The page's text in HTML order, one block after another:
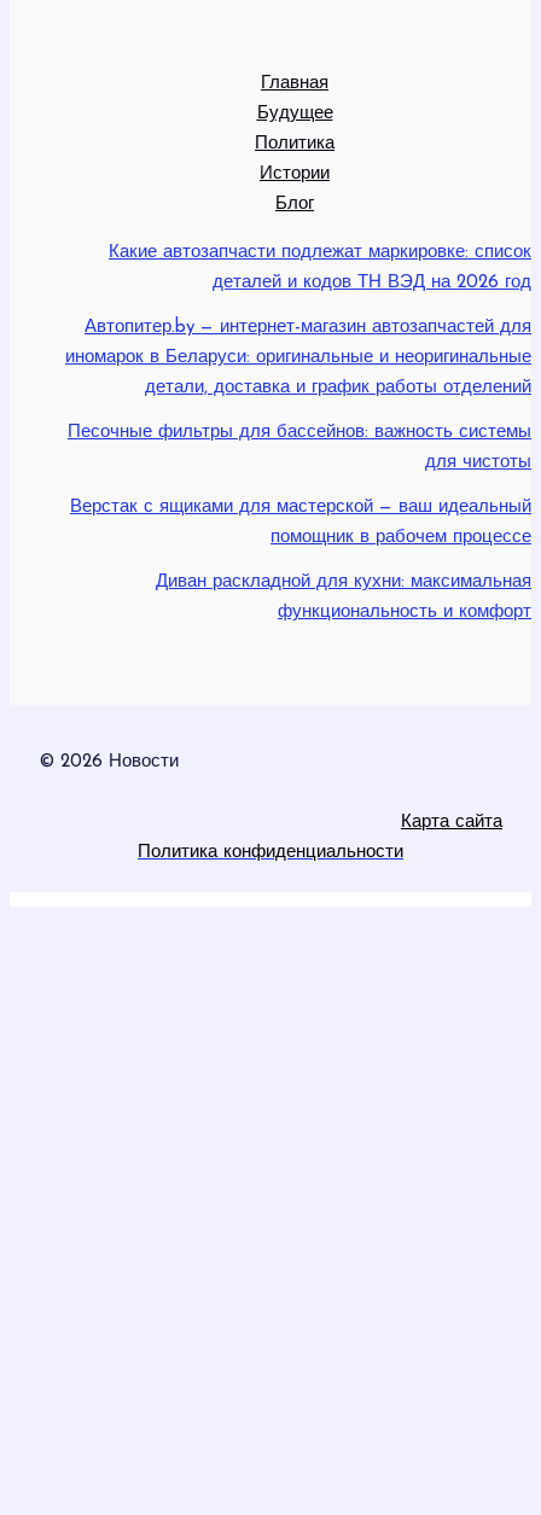
Главная
Будущее
Политика
Истории
Блог
Какие автозапчасти подлежат маркировке: список
деталей и кодов ТН ВЭД на 2026 год
Автопитер.by — интернет-магазин автозапчастей для
иномарок в Беларуси: оригинальные и неоригинальные
детали, доставка и график работы отделений
Песочные фильтры для бассейнов: важность системы
для чистоты
Верстак с ящиками для мастерской — ваш идеальный
помощник в рабочем процессе
Диван раскладной для кухни: максимальная
функциональность и комфорт
© 2026 Новости
Карта сайта
Политика конфиденциальности